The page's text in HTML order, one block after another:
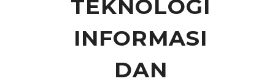
TEKNOLOGI
INFORMASI
DAN